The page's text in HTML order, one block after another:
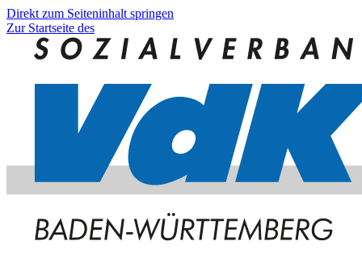
Direkt zum Seiteninhalt springen
Zur Startseite des